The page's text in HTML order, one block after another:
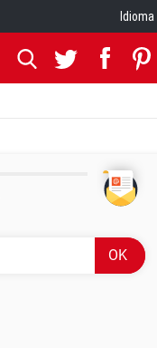
Idioma